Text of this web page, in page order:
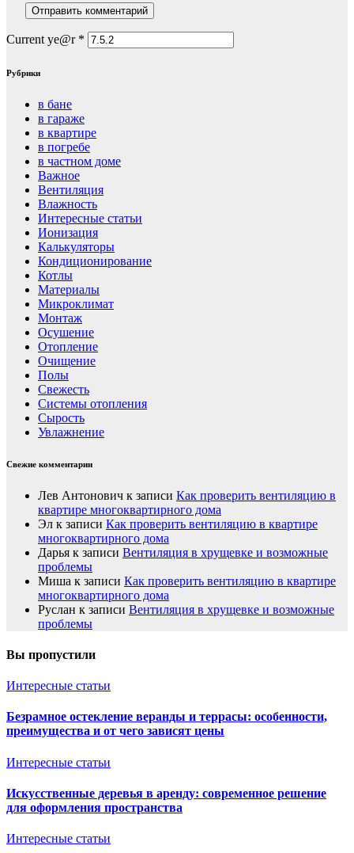
Current ye@r *
Рубрики
в бане
в гараже
в квартире
в погребе
в частном доме
Важное
Вентиляция
Влажность
Интересные статьи
Ионизация
Калькуляторы
Кондиционирование
Котлы
Материалы
Микроклимат
Монтаж
Осушение
Отопление
Очищение
Полы
Свежесть
Системы отопления
Сырость
Увлажнение
Свежие комментарии
Лев Антонович к записи Как проверить вентиляцию в
квартире многоквартирного дома
Эл к записи Как проверить вентиляцию в квартире
многоквартирного дома
Дарья к записи Вентиляция в хрущевке и возможные
проблемы
Миша к записи Как проверить вентиляцию в квартире
многоквартирного дома
Руслан к записи Вентиляция в хрущевке и возможные
проблемы
Вы пропустили
Интересные статьи
Безрамное остекление веранды и террасы: особенности,
преимущества и от чего зависят цены
Интересные статьи
Искусственные деревья в аренду: современное решение
для оформления пространства
Интересные статьи